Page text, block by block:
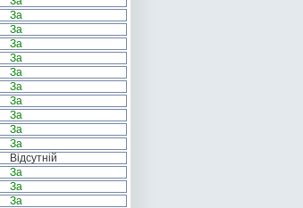
За
За
За
За
За
За
За
За
За
За
Відсутній
За
За
За